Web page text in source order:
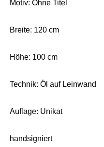
Motiv: Ohne Titel
Breite: 120 cm
Höhe: 100 cm
Technik: Öl auf Leinwand
Auflage: Unikat
handsigniert